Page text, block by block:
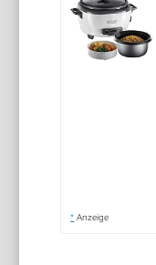
* Anzeige